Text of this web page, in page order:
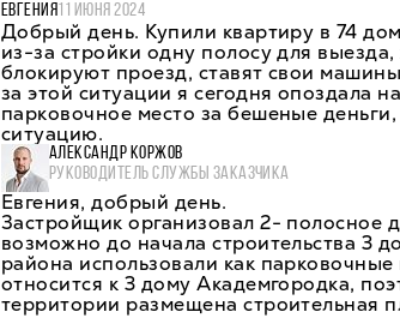
ЕВГЕНИЯ11 ИЮНЯ 2024
Добрый день. Купили квартиру в 74
из-за стройки одну полосу для
блокируют проезд, ставят свои
за этой ситуации я сегодня опоздала
парковочное место за бешеные
ситуацию.
АЛЕКСАНДР КОРЖОВ
РУКОВОДИТЕЛЬ СЛУЖБЫ ЗАКАЗЧИКА
Евгения, добрый день.
Застройщик организовал 2- полосное
возможно до начала строительства 3
района использовали как
относится к 3 дому Академгородка,
территории размещена строительная